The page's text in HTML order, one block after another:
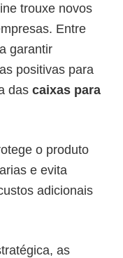
trouxe novos
Entre
garantir
positivas para
das caixas para
o produto
e evita
adicionais
as